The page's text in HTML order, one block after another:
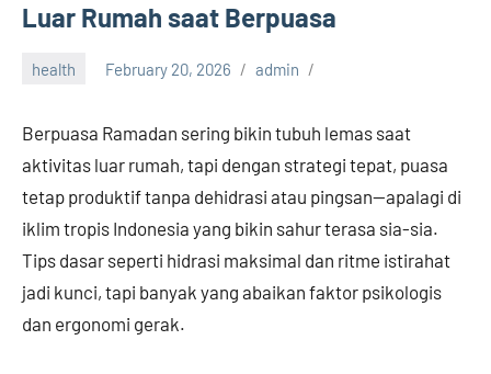
Luar Rumah saat Berpuasa
health February 20, 2026 admin
Berpuasa Ramadan sering bikin tubuh lemas saat
aktivitas luar rumah, tapi dengan strategi tepat, puasa
tetap produktif tanpa dehidrasi atau pingsan—apalagi di
iklim tropis Indonesia yang bikin sahur terasa sia-sia.
Tips dasar seperti hidrasi maksimal dan ritme istirahat
jadi kunci, tapi banyak yang abaikan faktor psikologis
dan ergonomi gerak.